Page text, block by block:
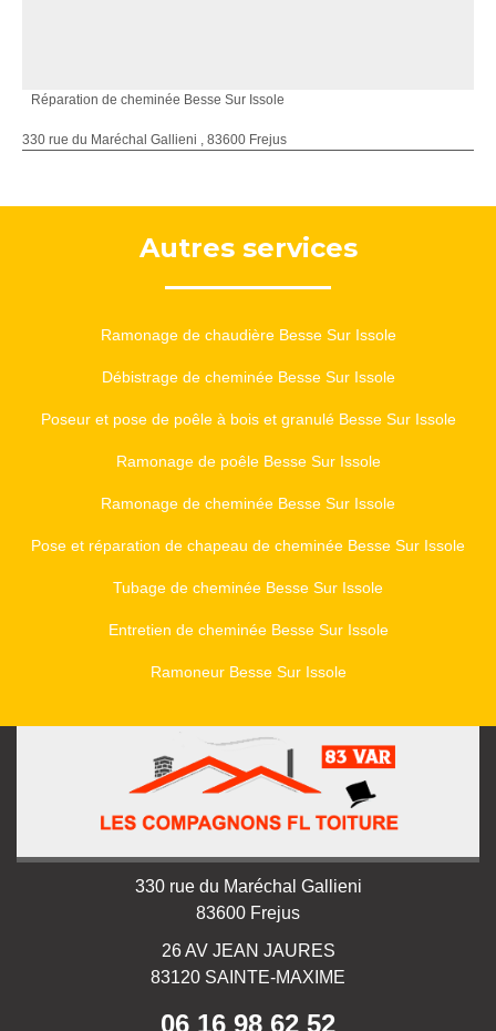
Réparation de cheminée Besse Sur Issole
330 rue du Maréchal Gallieni , 83600 Frejus
Autres services
Ramonage de chaudière Besse Sur Issole
Débistrage de cheminée Besse Sur Issole
Poseur et pose de poêle à bois et granulé Besse Sur Issole
Ramonage de poêle Besse Sur Issole
Ramonage de cheminée Besse Sur Issole
Pose et réparation de chapeau de cheminée Besse Sur Issole
Tubage de cheminée Besse Sur Issole
Entretien de cheminée Besse Sur Issole
Ramoneur Besse Sur Issole
330 rue du Maréchal Gallieni
83600 Frejus
26 AV JEAN JAURES
83120 SAINTE-MAXIME
06 16 98 62 52